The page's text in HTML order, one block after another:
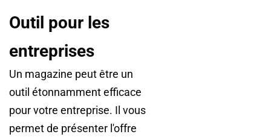
Outil pour les
entreprises
Un magazine peut être un
outil étonnamment efficace
pour votre entreprise. Il vous
permet de présenter l'offre